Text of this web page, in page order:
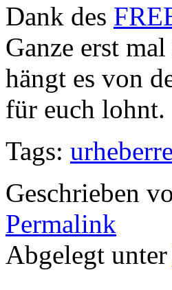
Dank des
Ganze erst
hängt es von
für euch lohnt.
Tags:
Geschrieben
Permalink
Abgelegt unter